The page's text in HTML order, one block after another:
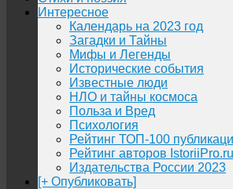
Интересное
Календарь на 2023 год
Загадки и Тайны
Мифы и Легенды
Исторические события
Известные люди
НЛО и тайны космоса
Польза и Вред
Психология
Рейтинг ТОП-100
Рейтинг авторов IstoriiPro.ru
Издательства России 2023
[+ Опубликовать]